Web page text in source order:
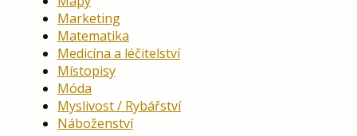
Marketing
Matematika
Medicína a léčitelství
Místopisy
Móda
Myslivost / Rybářství
Náboženství